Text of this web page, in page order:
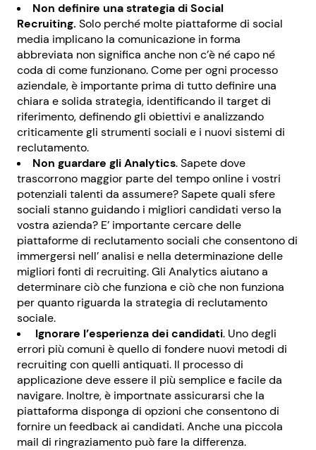
Non definire una strategia di Social
Recruiting. Solo perché molte piattaforme di social
media implicano la comunicazione in forma
abbreviata non significa anche non c’è né capo né
coda di come funzionano. Come per ogni processo
aziendale, è importante prima di tutto definire una
chiara e solida strategia, identificando il target di
riferimento, definendo gli obiettivi e analizzando
criticamente gli strumenti sociali e i nuovi sistemi di
reclutamento.
Non guardare gli Analytics. Sapete dove
trascorrono maggior parte del tempo online i vostri
potenziali talenti da assumere? Sapete quali sfere
sociali stanno guidando i migliori candidati verso la
vostra azienda? E’ importante cercare delle
piattaforme di reclutamento sociali che consentono di
immergersi nell’ analisi e nella determinazione delle
migliori fonti di recruiting. Gli Analytics aiutano a
determinare ciò che funziona e ciò che non funziona
per quanto riguarda la strategia di reclutamento
sociale.
Ignorare l’esperienza dei candidati. Uno degli
errori più comuni è quello di fondere nuovi metodi di
recruiting con quelli antiquati. Il processo di
applicazione deve essere il più semplice e facile da
navigare. Inoltre, è importnate assicurarsi che la
piattaforma disponga di opzioni che consentono di
fornire un feedback ai candidati. Anche una piccola
mail di ringraziamento può fare la differenza.